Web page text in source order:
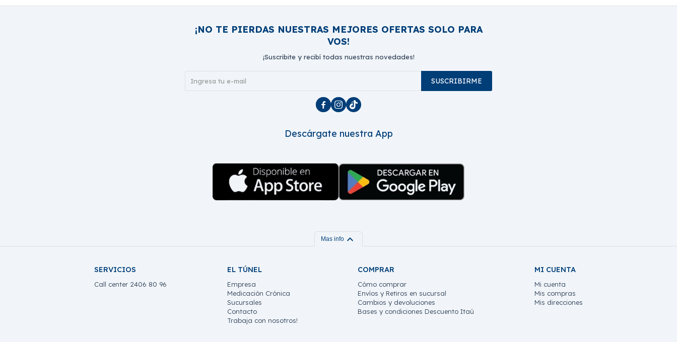
¡NO TE PIERDAS NUESTRAS MEJORES OFERTAS SOLO PARA
VOS!
¡Suscribite y recibí todas nuestras novedades!
SUSCRIBIRME
  
Descárgate nuestra App
Mas info expand_more
SERVICIOS
Call center 2406 80 96
EL TÚNEL
Empresa
Medicación Crónica
Sucursales
Contacto
Trabaja con nosotros!
COMPRAR
Cómo comprar
Envíos y Retiros en sucursal
Cambios y devoluciones
Bases y condiciones Descuento Itaú
MI CUENTA
Mi cuenta
Mis compras
Mis direcciones